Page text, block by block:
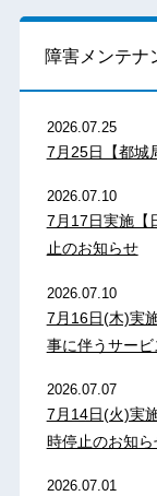
障害メンテナ
2026.07.25
7月25日【都城
2026.07.10
7月17日実施【
止のお知らせ
2026.07.10
7月16日(木)実
事に伴うサー
2026.07.07
7月14日(火)実
時停止のお知ら
2026.07.01